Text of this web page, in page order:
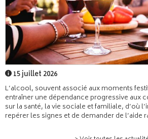
15 juillet 2026
L’alcool, souvent associé aux moments
entraîner une dépendance progressive aux
sur la santé, la vie sociale et familiale, d’où
repérer les signes et de demander de l’aide